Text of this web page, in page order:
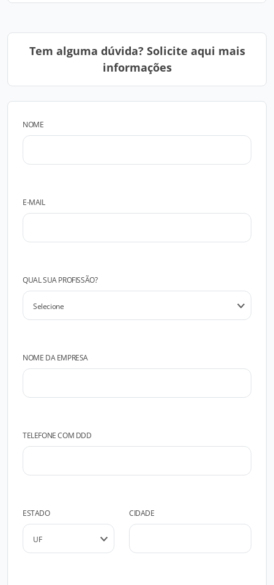
Tem alguma dúvida? Solicite aqui mais
informações
NOME
E-MAIL
QUAL SUA PROFISSÃO?
NOME DA EMPRESA
TELEFONE COM DDD
ESTADO CIDADE